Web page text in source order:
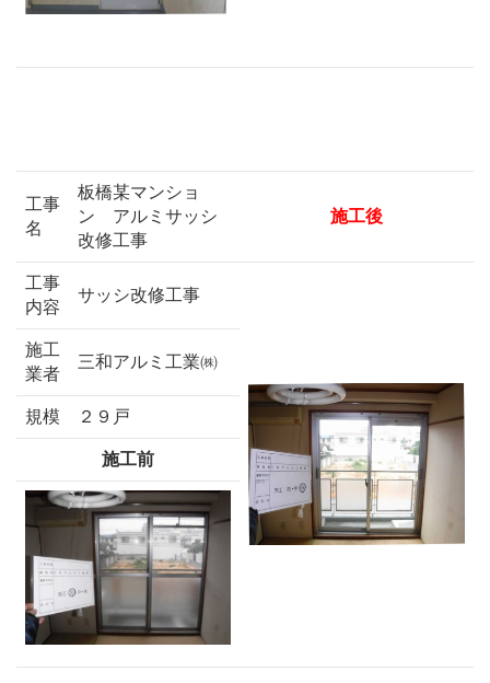
工事
名
板橋某マンショ
ン アルミサッシ
改修工事
施工後
工事
内容
サッシ改修工事
施工
業者
三和アルミ工業㈱
規模 ２９戸
施工前